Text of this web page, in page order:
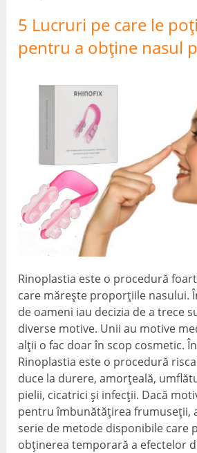
5 Lucruri pe care le
pentru a obține nasul
Rinoplastia este o procedură
care mărește proporțiile nasului.
de oameni iau decizia de a trece
diverse motive. Unii au motive
alții o fac doar în scop cosmetic.
Rinoplastia este o procedură
duce la durere, amorţeală,
pielii, cicatrici și infecții. Dacă
pentru îmbunătățirea frumuseții,
serie de metode disponibile care
obținerea temporară a efectelor